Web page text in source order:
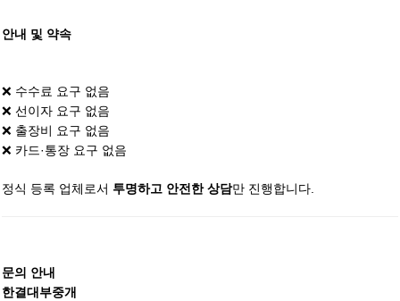
안내 및 약속
❌ 수수료 요구 없음
❌ 선이자 요구 없음
❌ 출장비 요구 없음
❌ 카드·통장 요구 없음
정식 등록 업체로서 투명하고 안전한 상담만 진행합니다.
문의 안내
한결대부중개